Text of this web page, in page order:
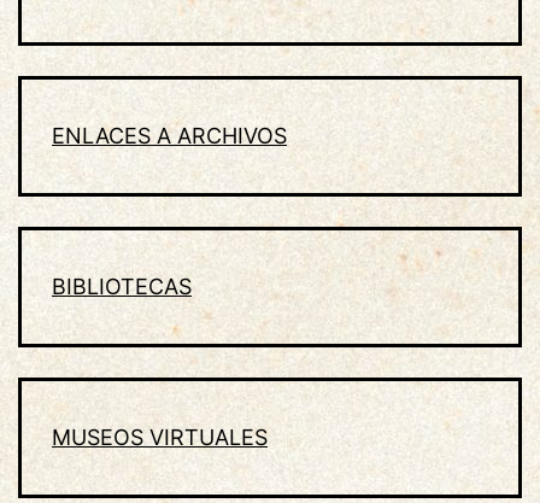
ENLACES A ARCHIVOS
BIBLIOTECAS
MUSEOS VIRTUALES